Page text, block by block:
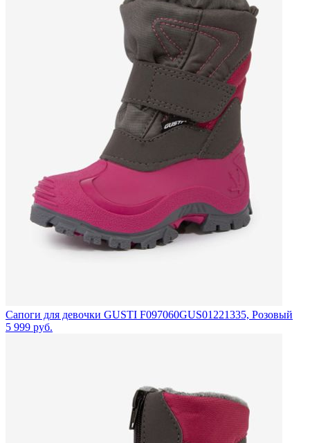
Сапоги для девочки GUSTI F097060GUS01221335, Розовый
5 999 руб.